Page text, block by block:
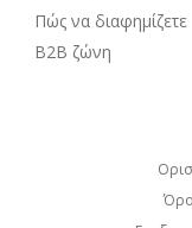
Πώς να διαφημίζετε
B2B ζώνη